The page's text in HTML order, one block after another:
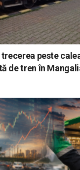
peste
de tren în